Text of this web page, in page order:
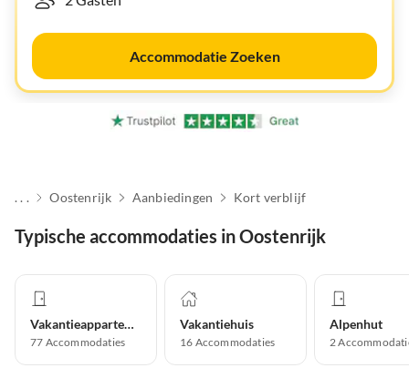
Accommodatie Zoeken
. . . Oostenrijk Aanbiedingen Kort verblijf
Typische accommodaties in Oostenrijk
Vakantieappartement
77 Accommodaties
Vakantiehuis
16 Accommodaties
Alpenhut
2